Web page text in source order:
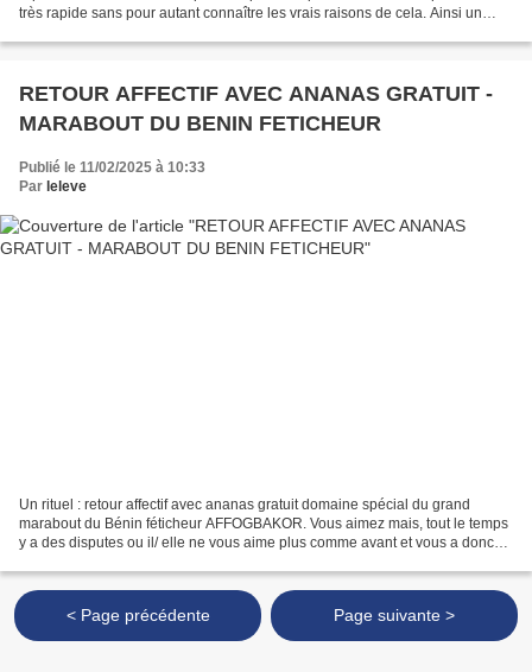
très rapide sans pour autant connaître les vrais raisons de cela. Ainsi un
RETOUR AFFECTIF AVEC ANANAS GRATUIT -
MARABOUT DU BENIN FETICHEUR
Publié le 11/02/2025 à 10:33
Par leleve
Un rituel : retour affectif avec ananas gratuit domaine spécial du grand
marabout du Bénin féticheur AFFOGBAKOR. Vous aimez mais, tout le temps
y a des disputes ou il/ elle ne vous aime plus comme avant et vous a donc
< Page précédente Page suivante >